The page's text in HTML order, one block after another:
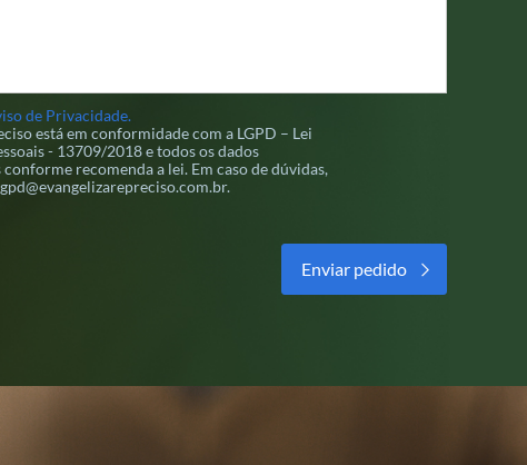
de Privacidade.
está em conformidade com a LGPD – Lei
- 13709/2018 e todos os dados
recomenda a lei. Em caso de dúvidas,